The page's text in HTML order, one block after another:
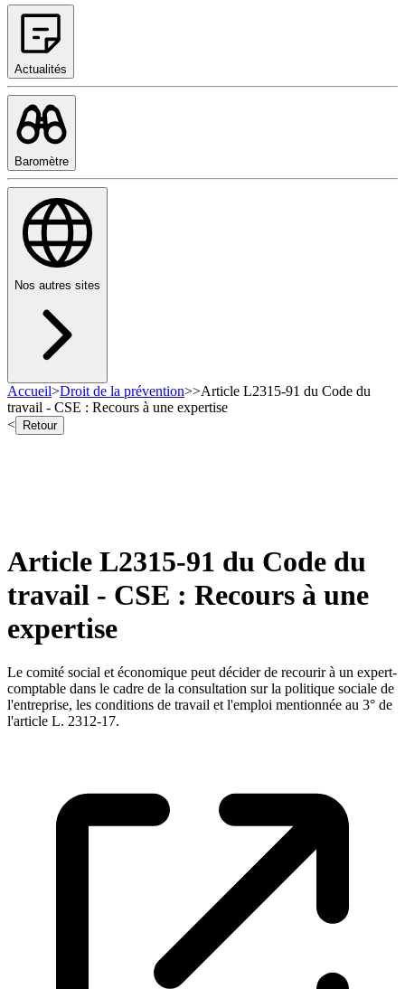
Actualités
Baromètre
Nos autres sites
Accueil>Droit de la prévention>>Article L2315-91 du Code du
travail - CSE : Recours à une expertise
<
Retour
Article L2315-91 du Code du
travail - CSE : Recours à une
expertise
Le comité social et économique peut décider de recourir à un expert-
comptable dans le cadre de la consultation sur la politique sociale de
l'entreprise, les conditions de travail et l'emploi mentionnée au 3° de
l'article L. 2312-17.